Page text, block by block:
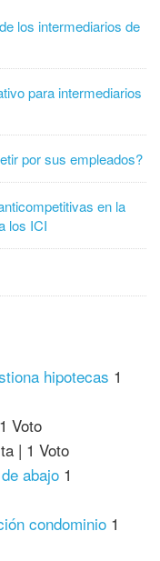
los intermediarios de
para intermediarios
por sus empleados?
en la
los ICI
hipotecas 1
1 Voto
| 1 Voto
abajo 1
condominio 1